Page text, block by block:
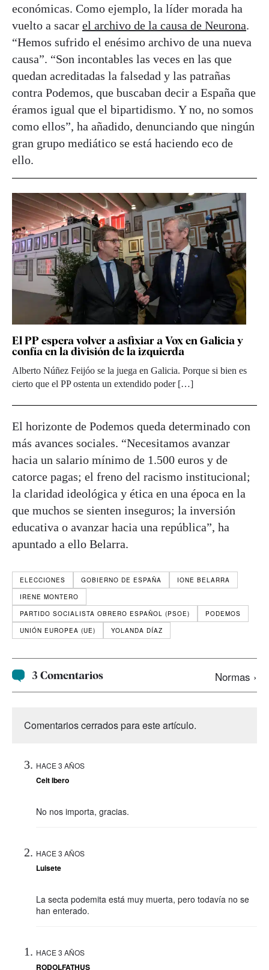
económicas. Como ejemplo, la líder morada ha
vuelto a sacar el archivo de la causa de Neurona.
“Hemos sufrido el enésimo archivo de una nueva
causa”. “Son incontables las veces en las que
quedan acreditadas la falsedad y las patrañas
contra Podemos, que buscaban decir a España que
éramos igual que el bipartidismo. Y no, no somos
como ellos”, ha añadido, denunciando que ningún
gran grupo mediático se está haciendo eco de
ello.
El PP espera volver a asfixiar a Vox en Galicia y
confía en la división de la izquierda
Alberto Núñez Feijóo se la juega en Galicia. Porque si bien es
cierto que el PP ostenta un extendido poder […]
El horizonte de Podemos queda determinado con
más avances sociales. “Necesitamos avanzar
hacia un salario mínimo de 1.500 euros y de
catorce pagas; el freno del racismo institucional;
la claridad ideológica y ética en una época en la
que muchos se sienten inseguros; la inversión
educativa o avanzar hacia una república”, ha
apuntado a ello Belarra.
ELECCIONES GOBIERNO DE ESPAÑA
IONE BELARRA
IRENE MONTERO
PARTIDO SOCIALISTA OBRERO ESPAÑOL (PSOE)
PODEMOS
UNIÓN EUROPEA (UE)
YOLANDA DÍAZ
3 Comentarios Normas ›
Comentarios cerrados para este artículo.
HACE 3 AÑOS
Celt Ibero
No nos importa, gracias.
HACE 3 AÑOS
Luisete
La secta podemita está muy muerta, pero todavía no se
han enterado.
HACE 3 AÑOS
RODOLFATHUS